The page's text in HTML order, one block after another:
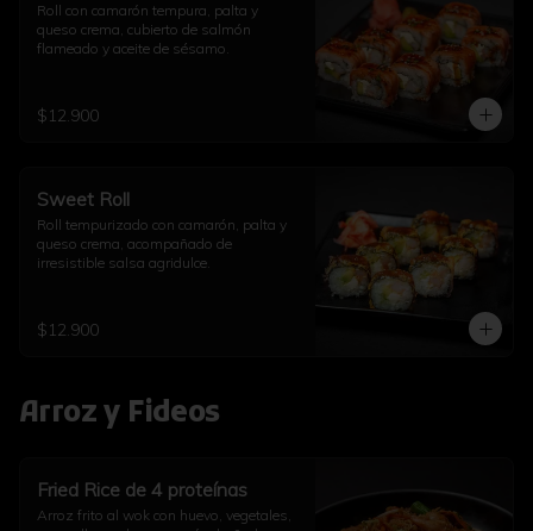
Roll con camarón tempura, palta y
queso crema, cubierto de salmón
flameado y aceite de sésamo.
$12.900
Sweet Roll
Roll tempurizado con camarón, palta y
queso crema, acompañado de
irresistible salsa agridulce.
$12.900
Arroz y Fideos
Fried Rice de 4 proteínas
Arroz frito al wok con huevo, vegetales,